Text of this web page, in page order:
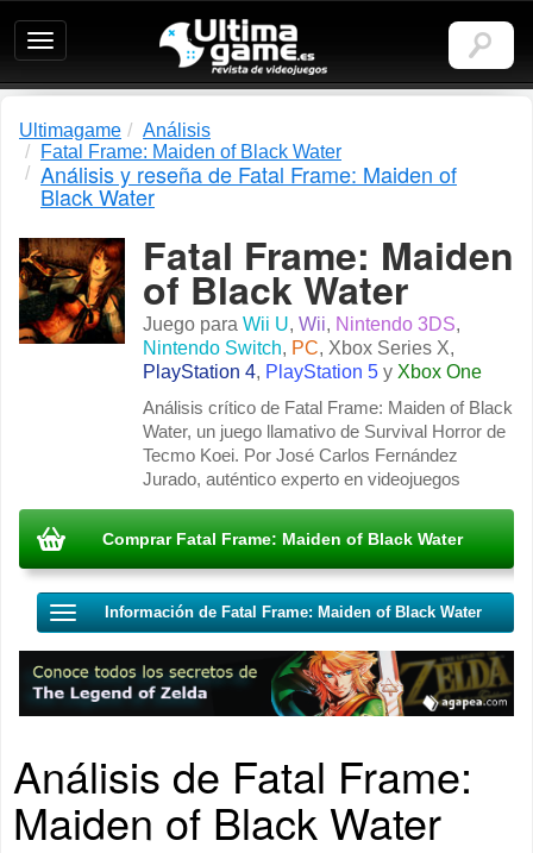
Ultimagame:
Revista
de
Ultimagame
Análisis
Fatal Frame: Maiden of Black Water
Análisis y reseña de Fatal Frame: Maiden of
Black Water
Fatal Frame: Maiden
of Black Water
Juego para Wii U, Wii, Nintendo 3DS,
Nintendo Switch, PC, Xbox Series X,
PlayStation 4, PlayStation 5 y Xbox One
Análisis crítico de Fatal Frame: Maiden of Black
Water, un juego llamativo de Survival Horror de
Tecmo Koei. Por José Carlos Fernández
Jurado, auténtico experto en videojuegos
Comprar Fatal Frame: Maiden of Black Water
Información de Fatal Frame: Maiden of Black Water
Análisis de Fatal Frame:
Maiden of Black Water